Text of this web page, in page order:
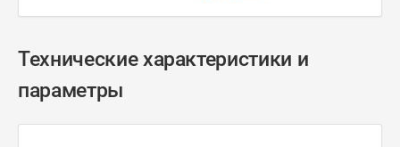
Технические характеристики и
параметры